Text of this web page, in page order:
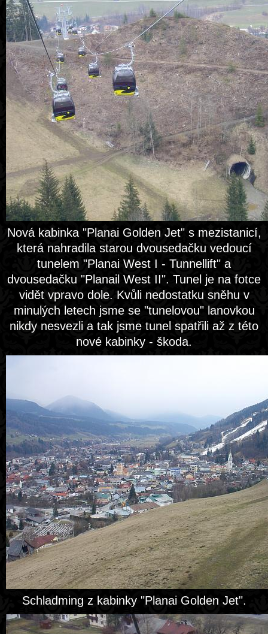
Nová kabinka "Planai Golden Jet" s mezistanicí,
která nahradila starou dvousedačku vedoucí
tunelem "Planai West I - Tunnellift" a
dvousedačku "Planail West II". Tunel je na fotce
vidět vpravo dole. Kvůli nedostatku sněhu v
minulých letech jsme se "tunelovou" lanovkou
nikdy nesvezli a tak jsme tunel spatřili až z této
nové kabinky - škoda.
Schladming z kabinky "Planai Golden Jet".